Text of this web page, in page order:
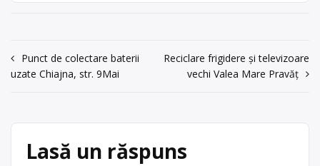
ad-tor Țurel Mădălina; tel.
0745/872650, 0745464977 (Țepeș […]
acum 6 ani
Navigare
Punct de colectare baterii
uzate Chiajna, str. 9Mai
Reciclare frigidere și televizoare
vechi Valea Mare Pravăț
Lasă un răspuns